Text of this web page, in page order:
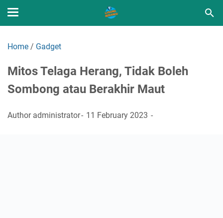
Home / Gadget
Mitos Telaga Herang, Tidak Boleh
Sombong atau Berakhir Maut
Author administrator 11 February 2023